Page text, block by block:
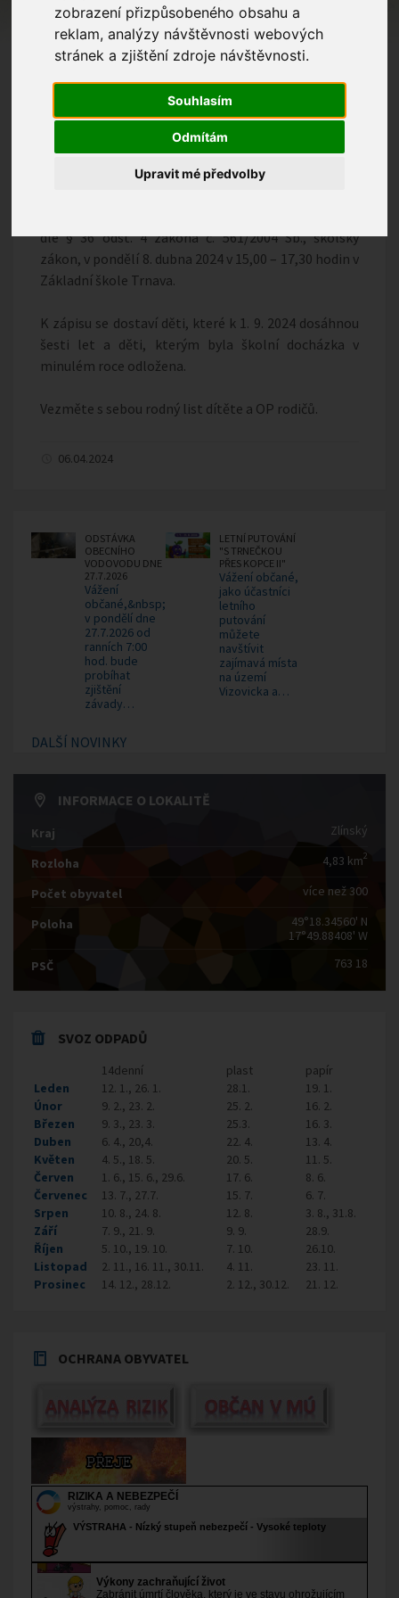
zobrazení přizpůsobeného obsahu a
reklam, analýzy návštěvnosti webových
stránek a zjištění zdroje návštěvnosti.
Souhlasím
Odmítám
Upravit mé předvolby
dle § 36 odst. 4 zákona č. 561/2004 Sb., školský
zákon, v pondělí 8. dubna 2024 v 15,00 – 17,30 hodin v
Základní škole Trnava.
K zápisu se dostaví děti, které k 1. 9. 2024 dosáhnou
šesti let a děti, kterým byla školní docházka v
minulém roce odložena.
Vezměte s sebou rodný list dítěte a OP rodičů.
06.04.2024
ODSTÁVKA
OBECNÍHO
VODOVODU DNE
27.7.2026
Vážení
občané,&nbsp;
v pondělí dne
27.7.2026 od
ranních 7:00
hod. bude
probíhat
zjištění
závady…
LETNÍ PUTOVÁNÍ
"S TRNEČKOU
PŘES KOPCE II"
Vážení občané,
jako účastníci
letního
putování
můžete
navštívit
zajímavá místa
na území
Vizovicka a…
DALŠÍ NOVINKY
INFORMACE O LOKALITĚ
Kraj Zlínský
Rozloha 4,83 km2
Počet obyvatel více než 300
Poloha
49°18.34560' N
17°49.88408' W
PSČ
763 18
SVOZ ODPADŮ
14denní plast
papír
Leden
12. 1., 26. 1. 28.1.
19. 1.
Únor
9. 2., 23. 2. 25. 2.
16. 2.
Březen
9. 3., 23. 3. 25.3.
16. 3.
Duben
6. 4., 20,4. 22. 4.
13. 4.
Květen
4. 5., 18. 5. 20. 5.
11. 5.
Červen
1. 6., 15. 6., 29.6. 17. 6.
8. 6.
Červenec
13. 7., 27.7. 15. 7.
6. 7.
Srpen
10. 8., 24. 8. 12. 8.
3. 8., 31.8.
Září
7. 9., 21. 9. 9. 9.
28.9.
Říjen
5. 10., 19. 10. 7. 10.
26.10.
Listopad
2. 11., 16. 11., 30.11. 4. 11.
23. 11.
Prosinec
14. 12., 28.12. 2. 12., 30.12. 21. 12.
OCHRANA OBYVATEL